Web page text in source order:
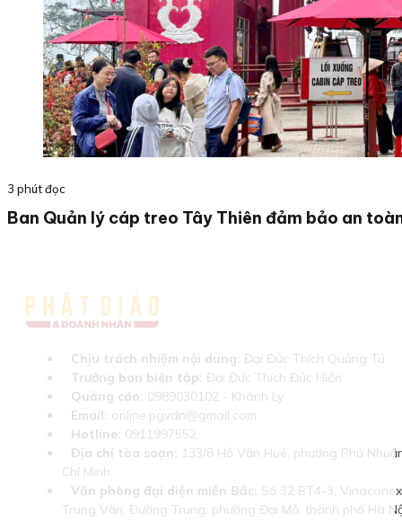
3 phút đọc
Ban Quản lý cáp treo Tây Thiên đảm bảo an
Chịu trách nhiệm nội dung: Đại Đức Thích Quảng Tú
Trưởng ban biên tập: Đại Đức Thích Đức Hiển
Quảng cáo: 0989030102 - Khánh Ly
Email: online.pgvdn@gmail.com
Hotline: 0911997552
Địa chỉ tòa soạn: 133/8 Hồ Văn Huê, phường Phú
Chí Minh
Văn phòng đại diện miền Bắc: Số 32 BT4-3,
Trung Văn, Đường Trung, phường Đại Mỗ, thành phố Hà